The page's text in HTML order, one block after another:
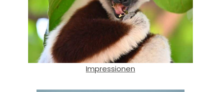
Impressionen